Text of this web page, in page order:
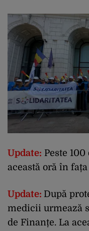
Update: Peste
această oră în
Update: După
medicii urmează
de Finanțe. La